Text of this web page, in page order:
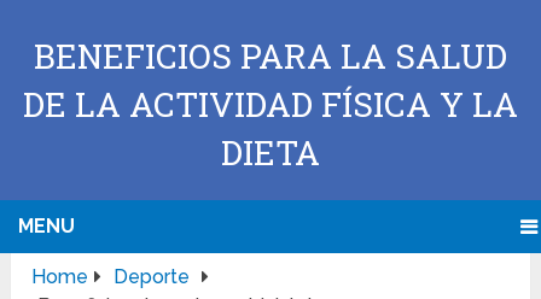
BENEFICIOS PARA LA SALUD
DE LA ACTIVIDAD FÍSICA Y LA
DIETA
MENU
Home
Deporte